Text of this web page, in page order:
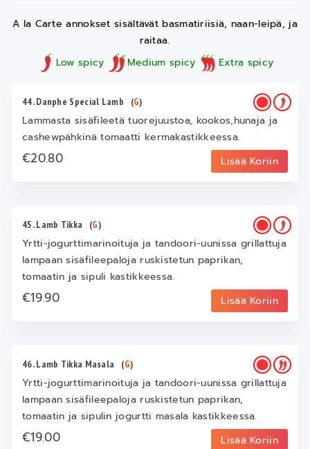
A la Carte annokset sisältävät basmatiriisiä, naan-leipä, ja
raitaa.
Low spicy
Medium spicy Extra spicy
44. Danphe Special Lamb (G)
Lammasta sisäfileetä tuorejuustoa, kookos,hunaja ja
cashewpähkinä tomaatti kermakastikkeessa.
€20.80 Lisää Koriin
45. Lamb Tikka (G)
Yrtti-jogurttimarinoituja ja tandoori-uunissa grillattuja
lampaan sisäfileepaloja ruskistetun paprikan,
tomaatin ja sipuli kastikkeessa.
€19.90 Lisää Koriin
46. Lamb Tikka Masala (G)
Yrtti-jogurttimarinoituja ja tandoori-uunissa grillattuja
lampaan sisäfileepaloja ruskistetun paprikan,
tomaatin ja sipulin jogurtti masala kastikkeessa.
€19.00 Lisää Koriin